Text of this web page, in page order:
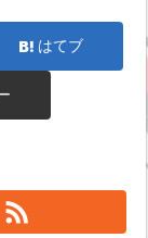
はてブ